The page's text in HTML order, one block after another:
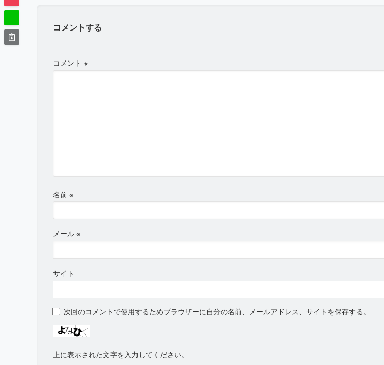
コメントする
コメント ※
名前※
メール※
サイト
次回のコメントで使用するためブラウザーに自分の名前、メールアドレス、サイトを保存する。
上に表示された文字を入力してください。